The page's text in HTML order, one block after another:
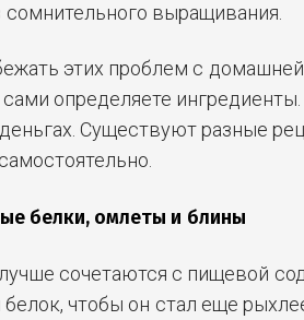
сомнительного выращивания.
этих проблем с
определяете
Существуют разные
белки, омлеты и блины
сочетаются с пищевой
чтобы он стал еще